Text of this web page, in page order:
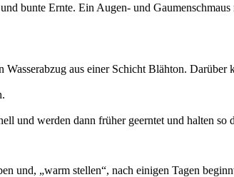
bunte Ernte. Ein Augen- und
aus einer Schicht Blähton.
und werden dann früher geerntet und halten
und, „warm stellen“, nach einigen Tagen